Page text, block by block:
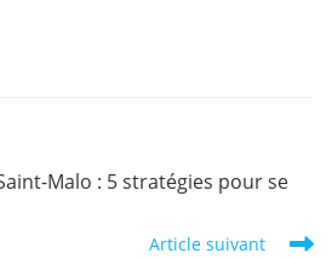
Malo : 5 stratégies pour se
Article suivant